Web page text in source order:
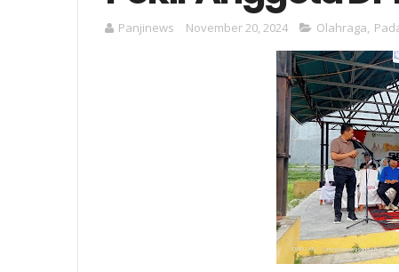
Panjinews November 20, 2024 Olahraga,